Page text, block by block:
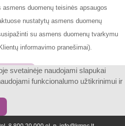
duomenų teisinės apsaugos
nustatytų asmens duomenų
su asmens duomenų tvarkymu
informavimo pranešimai).
svetainėje naudojami slapukai
funkcionalumo užtikrinimui ir